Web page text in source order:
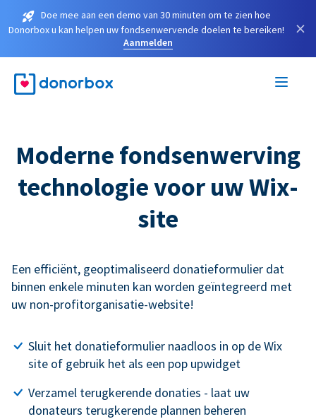
Doe mee aan een demo van 30 minuten om te zien hoe
Donorbox u kan helpen uw fondsenwervende doelen te bereiken!
Aanmelden
×
Moderne fondsenwerving
technologie voor uw Wix-
site
Een efficiënt, geoptimaliseerd donatieformulier dat
binnen enkele minuten kan worden geïntegreerd met
uw non-profitorganisatie-website!
Sluit het donatieformulier naadloos in op de Wix
site of gebruik het als een pop upwidget
Verzamel terugkerende donaties - laat uw
donateurs terugkerende plannen beheren